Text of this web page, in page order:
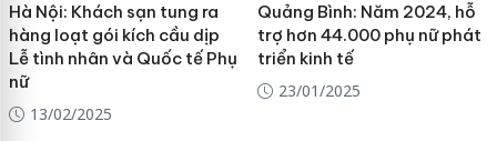
Hà Nội: Khách sạn tung ra
hàng loạt gói kích cầu dịp
Lễ tình nhân và Quốc tế Phụ
nữ
13/02/2025
Quảng Bình: Năm 2024, hỗ
trợ hơn 44.000 phụ nữ phát
triển kinh tế
23/01/2025